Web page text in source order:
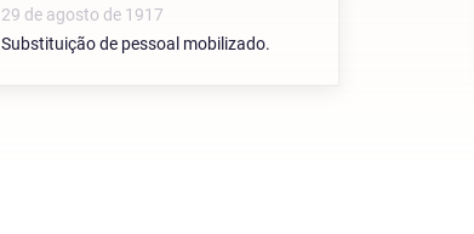
29 de agosto de 1917
Substituição de pessoal mobilizado.